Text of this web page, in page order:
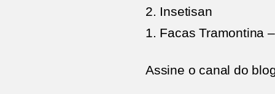
2. Insetisan
1. Facas Tramontina
Assine o canal do